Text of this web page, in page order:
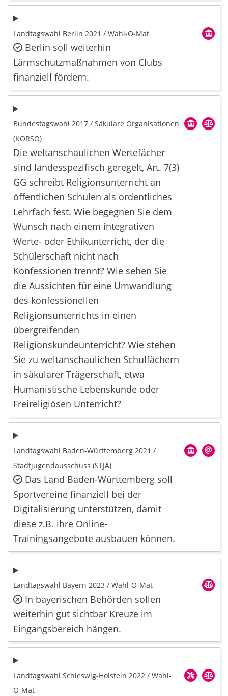
Landtagswahl Berlin 2021 / Wahl-O-Mat
Berlin soll weiterhin
Lärmschutzmaßnahmen von Clubs
finanziell fördern.
Bundestagswahl 2017 / Säkulare Organisationen
(KORSO)
Die weltanschaulichen Wertefächer
sind landesspezifisch geregelt, Art. 7(3)
GG schreibt Religionsunterricht an
öffentlichen Schulen als ordentliches
Lehrfach fest. Wie begegnen Sie dem
Wunsch nach einem integrativen
Werte- oder Ethikunterricht, der die
Schülerschaft nicht nach
Konfessionen trennt? Wie sehen Sie
die Aussichten für eine Umwandlung
des konfessionellen
Religionsunterrichts in einen
übergreifenden
Religionskundeunterricht? Wie stehen
Sie zu weltanschaulichen Schulfächern
in säkularer Trägerschaft, etwa
Humanistische Lebenskunde oder
Freireligiösen Unterricht?
Landtagswahl Baden-Württemberg 2021 /
Stadtjugendausschuss (STJA)
Das Land Baden-Württemberg soll
Sportvereine finanziell bei der
Digitalisierung unterstützen, damit
diese z.B. ihre Online-
Trainingsangebote ausbauen können.
Landtagswahl Bayern 2023 / Wahl-O-Mat
In bayerischen Behörden sollen
weiterhin gut sichtbar Kreuze im
Eingangsbereich hängen.
Landtagswahl Schleswig-Holstein 2022 / Wahl-
O-Mat